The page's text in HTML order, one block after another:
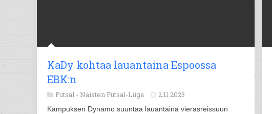
KaDy kohtaa lauantaina Espoossa
EBK:n
Futsal - Naisten Futsal-Liiga 2.11.2023
Kampuksen Dynamo suuntaa lauantaina vierasreissuun